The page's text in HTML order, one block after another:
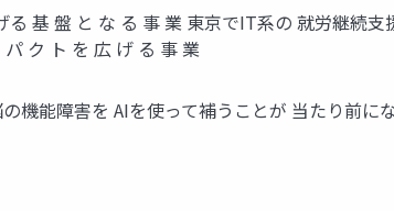
基 盤 と な る 事 業 東京でIT系の 就労継続
ク ト を 広 げ る 事 業
機能障害を AIを使って補うことが 当たり前に